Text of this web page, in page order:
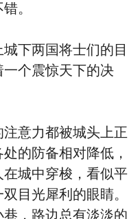
。
下两国将士们的目
个震惊天下的决
意力都被城头上正
的防备相对降低，
城中穿梭，看似平
目光犀利的眼睛。
，路边总有淡淡的